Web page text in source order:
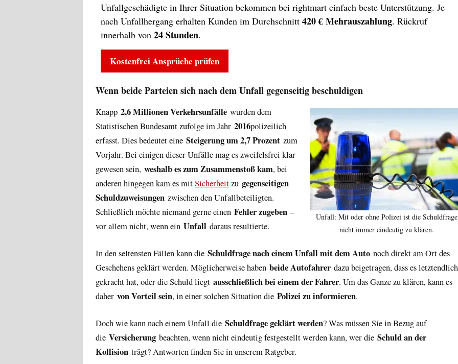
Unfallgeschädigte in Ihrer Situation bekommen bei rightmart einfach beste Unterstützung. Je
nach Unfallhergang erhalten Kunden im Durchschnitt 420 € Mehrauszahlung. Rückruf
innerhalb von 24 Stunden.
Kostenfrei Ansprüche prüfen
Wenn beide Parteien sich nach dem Unfall gegenseitig beschuldigen
Unfall: Mit oder ohne Polizei ist die Schuldfrage
nicht immer eindeutig zu klären.
Knapp 2,6 Millionen Verkehrsunfälle wurden dem
Statistischen Bundesamt zufolge im Jahr 2016polizeilich
erfasst. Dies bedeutet eine Steigerung um 2,7 Prozent zum
Vorjahr. Bei einigen dieser Unfälle mag es zweifelsfrei klar
gewesen sein, weshalb es zum Zusammenstoß kam, bei
anderen hingegen kam es mitSicherheitzu gegenseitigen
Schuldzuweisungen zwischen den Unfallbeteiligten.
Schließlich möchte niemand gerne einen Fehler zugeben –
vor allem nicht, wenn ein Unfall daraus resultierte.
In den seltensten Fällen kann die Schuldfrage nach einem Unfall mit dem Auto noch direkt am Ort des
Geschehens geklärt werden. Möglicherweise haben beide Autofahrer dazu beigetragen, dass es letztendlich
gekracht hat, oder die Schuld liegt ausschließlich bei einem der Fahrer. Um das Ganze zu klären, kann es
daher von Vorteil sein, in einer solchen Situation die Polizei zu informieren.
Doch wie kann nach einem Unfall die Schuldfrage geklärt werden? Was müssen Sie in Bezug auf
die Versicherung beachten, wenn nicht eindeutig festgestellt werden kann, wer die Schuld an der
Kollision trägt? Antworten finden Sie in unserem Ratgeber.